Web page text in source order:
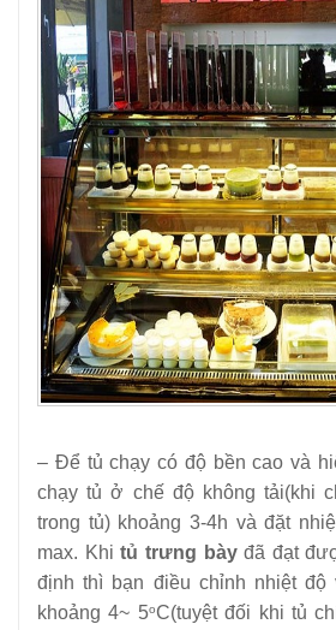
– Để tủ chạy có độ bền cao và
chạy tủ ở chế độ không tải(khi
trong tủ) khoảng 3-4h và đặt
max. Khitủ trưng bàyđã đạt
định thì bạn điều chỉnh nhiệt độ
khoảng 4~ 5oC(tuyệt đối khi tủ